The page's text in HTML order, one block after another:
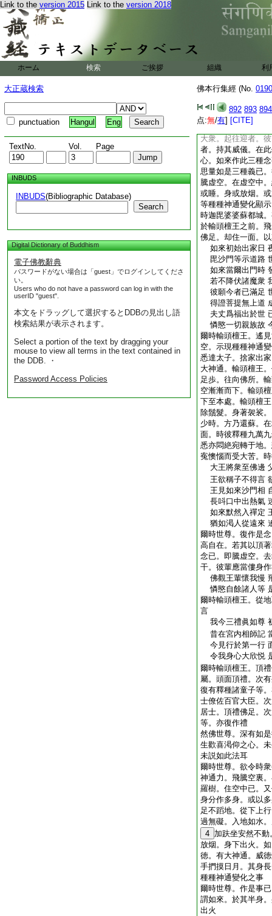
Link to the version 2015 Link to the version 2018
ホーム 検索 ご挨拶 組織 利
大正蔵検索
punctuation Hangul Eng
TextNo. Vol. Page
INBUDS
INBUDS(Bibliographic Database)
Search
Digital Dictionary of Buddhism
電子佛教辭典
パスワードがない場合は「guest」でログインしてくださ
い。
Users who do not have a password can log in with the
userID "guest".
本文をドラッグして選択するとDDBの見出し語
検索結果が表示されます。
Select a portion of the text by dragging your
mouse to view all terms in the text contained in
the DDB. ・
Password Access Policies
佛本行集經 (No.
892 893 894
点:無/有] [CITE]
優陀夷因縁品 7
爾時輸頭檀王。將
遶。復將悉達太子
外眷屬等。并釋童
年。以顯大王威勢
將大親族兵衆左右
族士衆。一切合有
都城。所居人民。
見輸頭檀王與諸大
我若見彼。不起迎
報人乎。云何見父
大衆。起往迎者。
者。持其威儀。在
心。如來作此三種
思量如是三種義已
騰虚空。在虚空中
或睡。身或放烟。
等種種神通變化顯示
時迦毘婆婆蘇都城
於輸頭檀王之前。
佛足。却住一面。
如來初始出家日
毘沙門等示道路
如來當爾出門時
若不降伏諸魔衆
彼願今者已滿足
得證菩提無上道
夫丈爲福出於世
憐愍一切親族故
爾時輸頭檀王。遙
空。示現種種神通
悉達太子。捨家出
大神通。輸頭檀王
足歩。往向佛所。
空漸漸而下。輸頭
下至本處。輸頭檀
除鬚髮。身著袈裟
少時。方乃還蘇。
面。時彼釋種九萬
悉亦悶絶宛轉于地
寃懊惱而受大苦。
大王將衆至佛邊
王欲稱子不得言
王見如來沙門相
長呌口中出熱氣
如來默然入禪定
猶如渇人從遠來
爾時世尊。復作是
高自在。若其以頂
念已。即騰虚空。
干。彼輩應當僂身
佛觀王輩懷我慢
憐愍自餘諸人等
爾時輸頭檀王。從
言
我今三禮眞如尊
昔在宮内相師記
今見行於第一行
令我身心大欣悦
爾時輸頭檀王。頂
屬。頭面頂禮。次
復有釋種諸童子等
士僚佐百官大臣。
居士。頂禮佛足。
等。亦復作禮
然佛世尊。深有如
生歡喜渇仰之心。
未説如此法耳
爾時世尊。欲令時
神通力。飛騰空裏
羅樹。住空中已。
身分作多身。或以
足不蹈地。從下上
過無礙。入地如水
4 加趺坐安然不
放烟。身下出火。
徳。有大神通。威
手捫摸日月。其身
種種神通變化之事
爾時世尊。作是事
謂如來。於其半身
出火